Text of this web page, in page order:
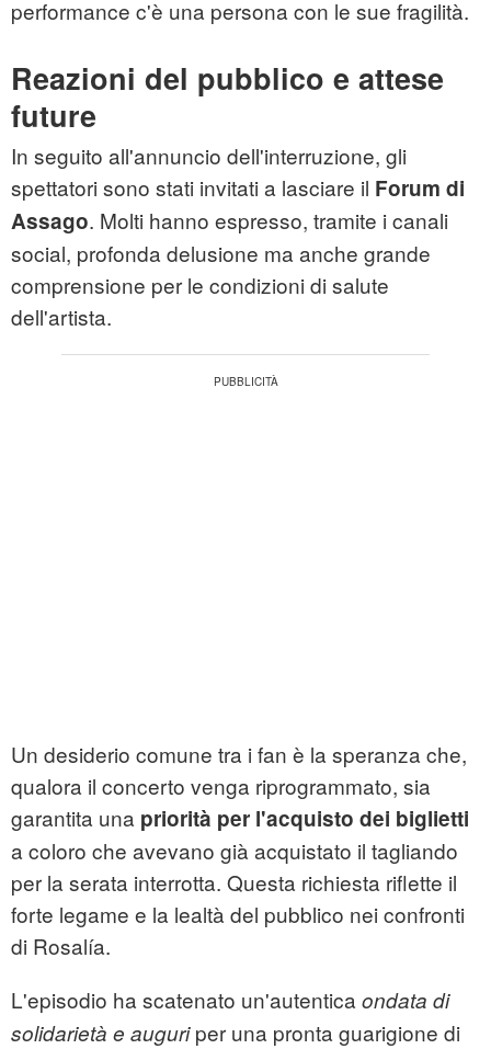
performance c'è una persona con le sue fragilità.
Reazioni del pubblico e attese
future
In seguito all'annuncio dell'interruzione, gli
spettatori sono stati invitati a lasciare il Forum di
Assago. Molti hanno espresso, tramite i canali
social, profonda delusione ma anche grande
comprensione per le condizioni di salute
dell'artista.
Un desiderio comune tra i fan è la speranza che,
qualora il concerto venga riprogrammato, sia
garantita una priorità per l'acquisto dei biglietti
a coloro che avevano già acquistato il tagliando
per la serata interrotta. Questa richiesta riflette il
forte legame e la lealtà del pubblico nei confronti
di Rosalía.
L'episodio ha scatenato un'autentica ondata di
solidarietà e auguriper una pronta guarigione di